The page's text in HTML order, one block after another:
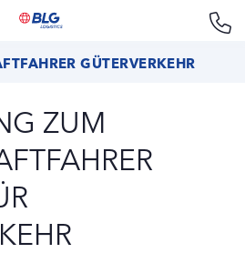
GÜTERVERKEHR
ZUM